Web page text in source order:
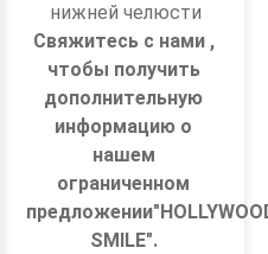
нижней челюсти
Свяжитесь с нами ,
чтобы получить
дополнительную
информацию о
нашем
ограниченном
SMILE".